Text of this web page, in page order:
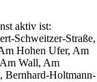
aktiv ist:
Schweitzer-Straße,
Hohen Ufer, Am
Wall, Am
Bernhard-Holtmann-